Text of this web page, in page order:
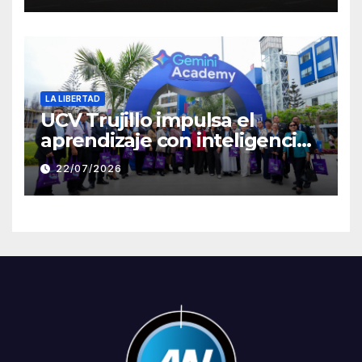
Clement
LA LIBERTAD
UCV Trujillo impulsa el
aprendizaje con inteligencia
artificial a través de Google
Gemini
22/07/2026